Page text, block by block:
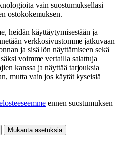
vain suostumuksellasi
ostokokemuksen.
heidän käyttäytymisestään ja
verkkosivustomme jatkuvaan
ja sisällön näyttämiseen sekä
voimme vertailla salattuja
kanssa ja näyttää tarjouksia
mutta vain jos käytät kyseisiä
ennen suostumuksen
Mukauta asetuksia